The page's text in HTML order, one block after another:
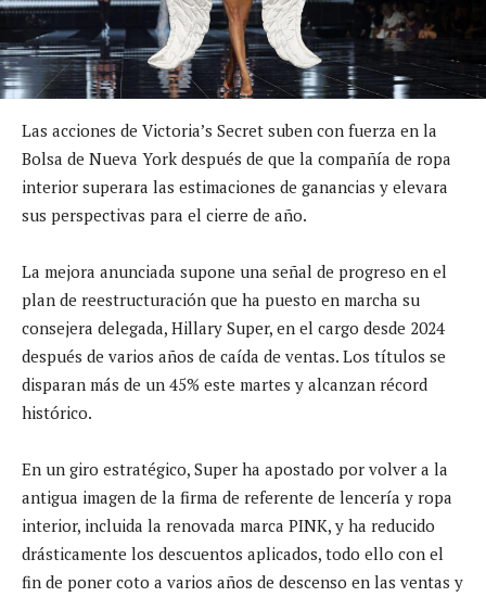
Las acciones de Victoria’s Secret suben con fuerza en la
Bolsa de Nueva York después de que la compañía de ropa
interior superara las estimaciones de ganancias y elevara
sus perspectivas para el cierre de año.
La mejora anunciada supone una señal de progreso en el
plan de reestructuración que ha puesto en marcha su
consejera delegada, Hillary Super, en el cargo desde 2024
después de varios años de caída de ventas. Los títulos se
disparan más de un 45% este martes y alcanzan récord
histórico.
En un giro estratégico, Super ha apostado por volver a la
antigua imagen de la firma de referente de lencería y ropa
interior, incluida la renovada marca PINK, y ha reducido
drásticamente los descuentos aplicados, todo ello con el
fin de poner coto a varios años de descenso en las ventas y